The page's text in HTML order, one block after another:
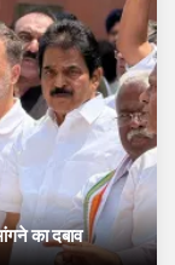
का दबाव